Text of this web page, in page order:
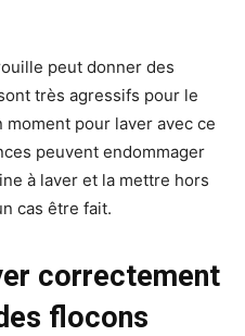
peut donner des
très agressifs pour le
pour laver avec ce
peuvent endommager
à laver et la mettre hors
cas être fait.
correctement
flocons